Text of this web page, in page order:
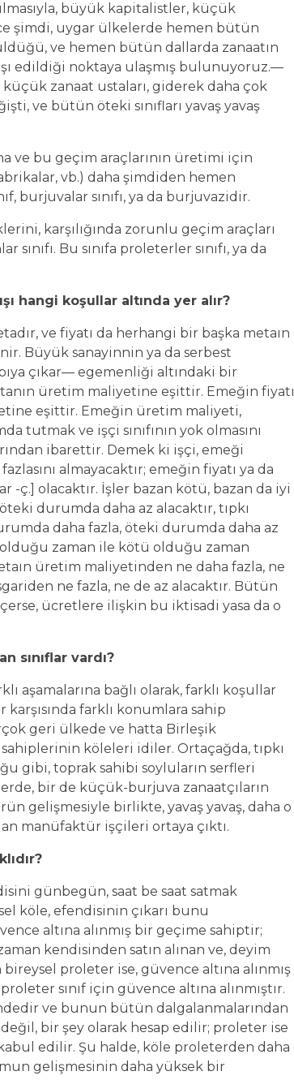
büyük kapitalistler, küçük
şimdi, uygar ülkelerde hemen bütün
ve hemen bütün dallarda zanaatın
edildiği noktaya ulaşmış bulunuyoruz.—
zanaat ustaları, giderek daha çok
ve bütün öteki sınıfları yavaş yavaş
ve bu geçim araçlarının üretimi için
vb.) daha şimdiden hemen
burjuvalar sınıfı, ya da burjuvazidir.
karşılığında zorunlu geçim araçları
Bu sınıfa proleterler sınıfı, ya da
hangi koşullar altında yer alır?
ve fiyatı da herhangi bir başka metaın
Büyük sanayinnin ya da serbest
çıkar— egemenliği altındaki bir
üretim maliyetine eşittir. Emeğin fiyatı
eşittir. Emeğin üretim maliyeti,
tutmak ve işçi sınıfının yok olmasını
ibarettir. Demek ki işçi, emeği
almayacaktır; emeğin fiyatı ya da
ç.] olacaktır. İşler bazan kötü, bazan da iyi
durumda daha az alacaktır, tıpkı
daha fazla, öteki durumda daha az
olduğu zaman ile kötü olduğu zaman
üretim maliyetinden ne daha fazla, ne
ne fazla, ne de az alacaktır. Bütün
ücretlere ilişkin bu iktisadi yasa da o
sınıflar vardı?
aşamalarına bağlı olarak, farklı koşullar
farklı konumlara sahip
geri ülkede ve hatta Birleşik
köleleri idiler. Ortaçağda, tıpkı
gibi, toprak sahibi soyluların serfleri
bir de küçük-burjuva zanaatçıların
gelişmesiyle birlikte, yavaş yavaş, daha o
manüfaktür işçileri ortaya çıktı.
günbegün, saat be saat satmak
köle, efendisinin çıkarı bunu
altına alınmış bir geçime sahiptir;
kendisinden satın alınan ve, deyim
proleter ise, güvence altına alınmış
sınıf için güvence altına alınmıştır.
ve bunun bütün dalgalanmalarından
bir şey olarak hesap edilir; proleter ise
edilir. Şu halde, köle proleterden daha
gelişmesinin daha yüksek bir